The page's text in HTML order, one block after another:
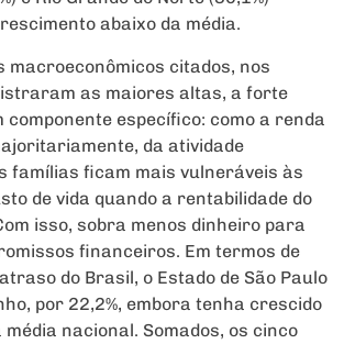
abaixo da média.
macroeconômicos citados, nos
as maiores altas, a forte
específico: como a renda
da atividade
famílias ficam mais vulneráveis às
de vida quando a rentabilidade do
isso, sobra menos dinheiro para
financeiros. Em termos de
do Brasil, o Estado de São Paulo
por 22,2%, embora tenha crescido
média nacional. Somados, os cinco